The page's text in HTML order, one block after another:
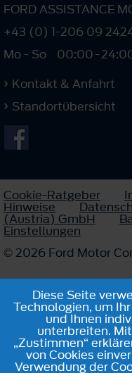
FORD ASSISTANCE
+43 (0) 1-206 09
Mo - So
00:00-
Kontakt & Anfahrt
Standortübersicht
Cookie-Ratgeber
Hinweise
(Austria) GmbH
Einstellungen
© 2026 Ford Motor
Diese Seite
Technologien, um
und Ihnen
unterbreiten.
„Zustimmen“
von Cookies
Verwendung der